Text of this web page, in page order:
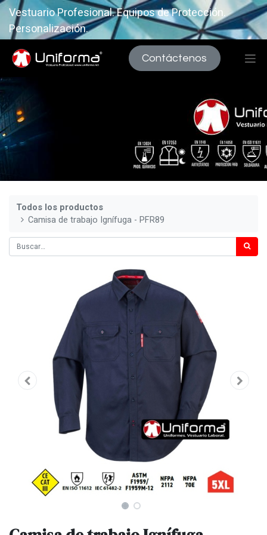
Vestuario Profesional. Equipos de Protección.
Personalización.
Contáctenos
Todos los productos
Camisa de trabajo Ignífuga - PFR89